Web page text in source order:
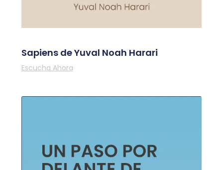
Sapiens de Yuval Noah Harari
Escucha Ahora